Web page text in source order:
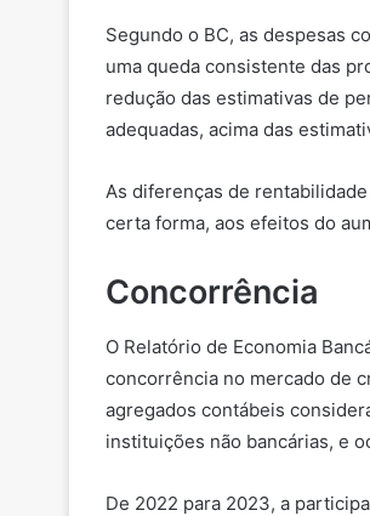
Segundo o BC, as despesas
uma queda consistente das
redução das estimativas de
adequadas, acima das
As diferenças de
certa forma, aos efeitos do
Concorrência
O Relatório de Economia
concorrência no mercado de
agregados contábeis
instituições não bancárias, e
De 2022 para 2023, a